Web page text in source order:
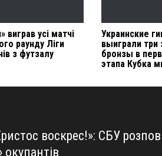
виграв усі матчі
раунду Ліги
з футзалу
Украинские
выиграли три
бронзы в
этапа Кубка
воскрес!»: СБУ
окупантів